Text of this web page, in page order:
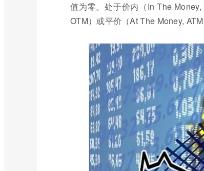
值为零。处于价内（In The
OTM）或平价（At The Money,